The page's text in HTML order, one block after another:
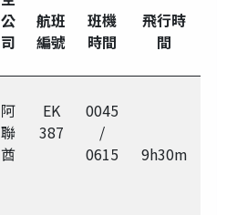
公
司
航班
編號
班機
時間
飛行時
間
阿
聯
酋
EK
387
0045
/
0615
9h30m